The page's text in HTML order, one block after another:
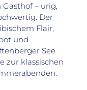
– urig,
Der
Flair,
und
See
zur klassischen